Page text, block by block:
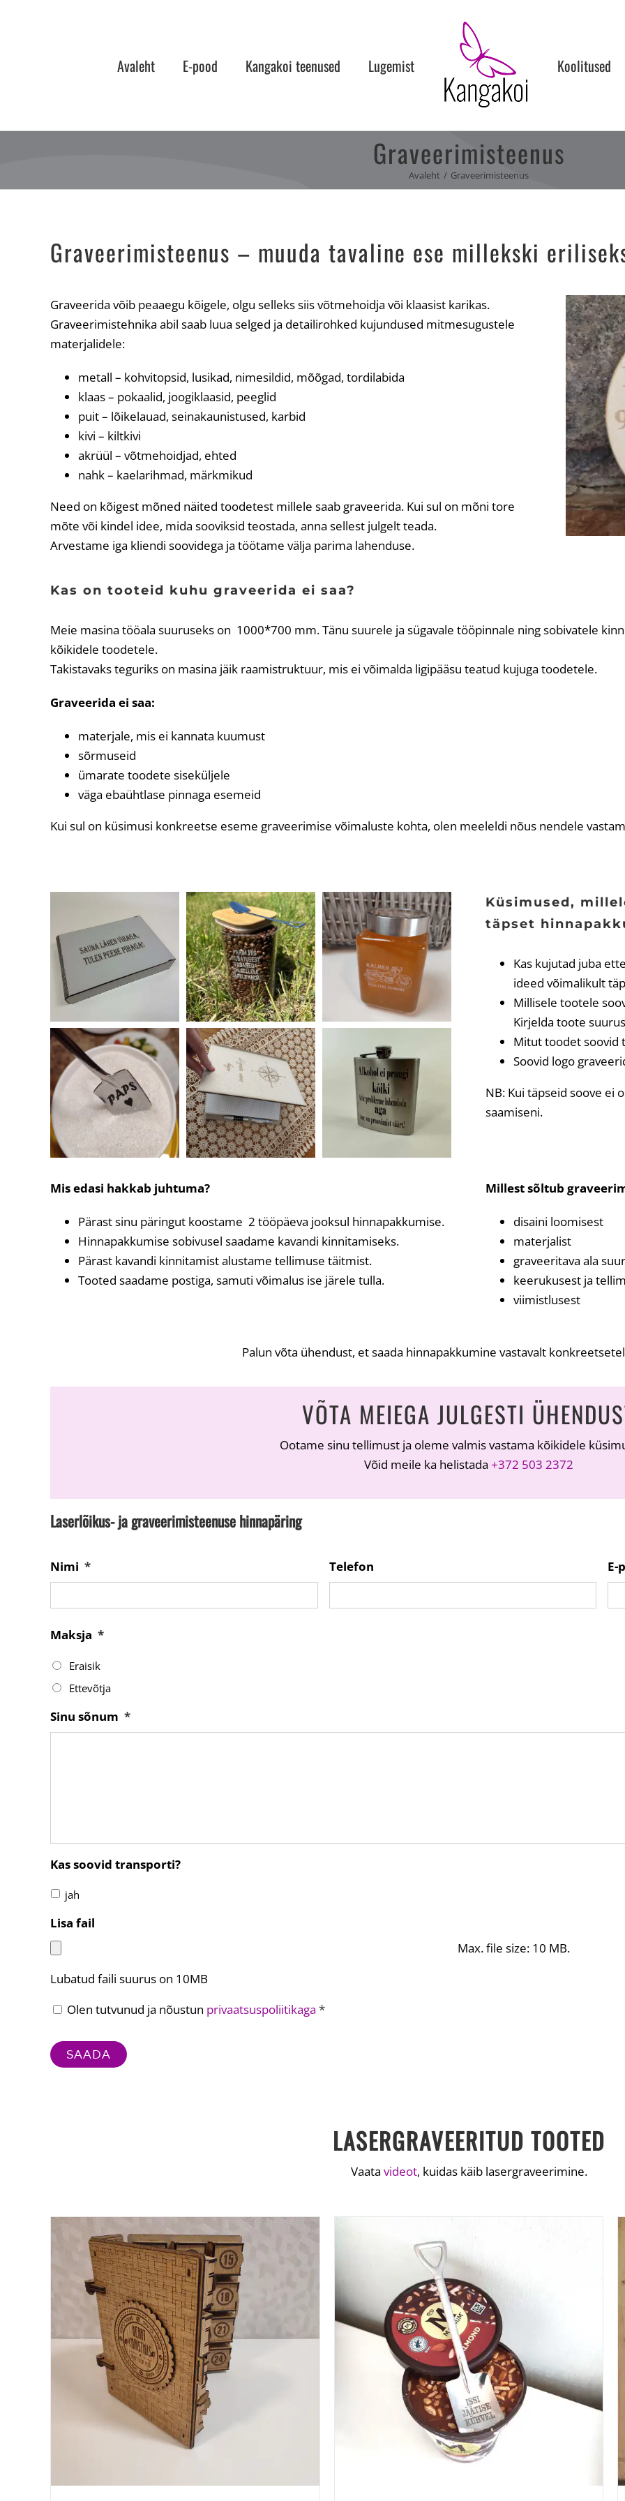
Avaleht E-pood Kangakoi teenused Lugemist Koolitused
Graveerimisteenus
Avaleht Graveerimisteenus
Graveerimisteenus – muuda tavaline ese millekski
Graveerida võib peaaegu kõigele, olgu selleks siis võtmehoidja või klaasist karikas.
Graveerimistehnika abil saab luua selged ja detailirohked kujundused mitmesugustele
materjalidele:
metall – kohvitopsid, lusikad, nimesildid, mõõgad, tordilabida
klaas – pokaalid, joogiklaasid, peeglid
puit – lõikelauad, seinakaunistused, karbid
kivi – kiltkivi
akrüül – võtmehoidjad, ehted
nahk – kaelarihmad, märkmikud
Need on kõigest mõned näited toodetest millele saab graveerida. Kui sul on mõni tore
mõte või kindel idee, mida sooviksid teostada, anna sellest julgelt teada.
Arvestame iga kliendi soovidega ja töötame välja parima lahenduse.
Kas on tooteid kuhu graveerida ei saa?
Meie masina tööala suuruseks on 1000*700 mm. Tänu suurele ja sügavale tööpinnale ning sobivatele
kõikidele toodetele.
Takistavaks teguriks on masina jäik raamistruktuur, mis ei võimalda ligipääsu teatud kujuga toodetele.
Graveerida ei saa:
materjale, mis ei kannata kuumust
sõrmuseid
ümarate toodete siseküljele
väga ebaühtlase pinnaga esemeid
Kui sul on küsimusi konkreetse eseme graveerimise võimaluste kohta, olen meeleldi nõus nendele
Küsimused,
täpset
Kas kujutad juba
ideed võimalikult
Millisele tootele
Kirjelda toote
Mitut toodet soovid
Soovid logo
NB: Kui täpseid soove ei
saamiseni.
Mis edasi hakkab juhtuma?
Pärast sinu päringut koostame 2 tööpäeva jooksul hinnapakkumise.
Hinnapakkumise sobivusel saadame kavandi kinnitamiseks.
Pärast kavandi kinnitamist alustame tellimuse täitmist.
Tooted saadame postiga, samuti võimalus ise järele tulla.
Millest sõltub
disaini loomisest
materjalist
graveeritava ala
keerukusest ja
viimistlusest
Palun võta ühendust, et saada hinnapakkumine vastavalt
VÕTA MEIEGA JULGESTI
Ootame sinu tellimust ja oleme valmis vastama kõikidele
Võid meile ka helistada +372 503 2372
Laserlõikus- ja graveerimisteenuse hinnapäring
Nimi * Telefon E-
Maksja *
Eraisik
Ettevõtja
Sinu sõnum *
Kas soovid transporti?
jah
Lisa fail
Max. file size: 10 MB.
Lubatud faili suurus on 10MB
Privaatsuspoliitikaga
*
Olen tutvunud ja nõustun privaatsuspoliitikaga *
LASERGRAVEERITUD TOOTED
Vaata videot, kuidas käib lasergraveerimine.